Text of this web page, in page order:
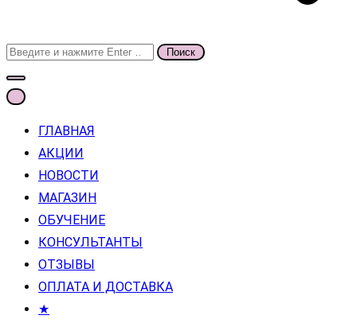
Поиск
для:
ГЛАВНАЯ
АКЦИИ
НОВОСТИ
МАГАЗИН
ОБУЧЕНИЕ
КОНСУЛЬТАНТЫ
ОТЗЫВЫ
ОПЛАТА И ДОСТАВКА
★